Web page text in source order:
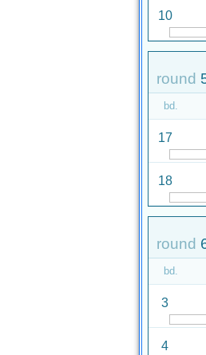
10
round
bd.
17
18
round
bd.
3
4